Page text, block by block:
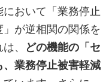
において「業務停止
が逆相関の関係を
、
どの機能の「セ
業務停止被害軽減